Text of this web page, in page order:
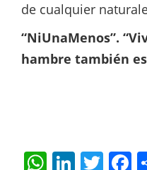
de cualquier
“NiUnaMenos”.
hambre también
W Li T F